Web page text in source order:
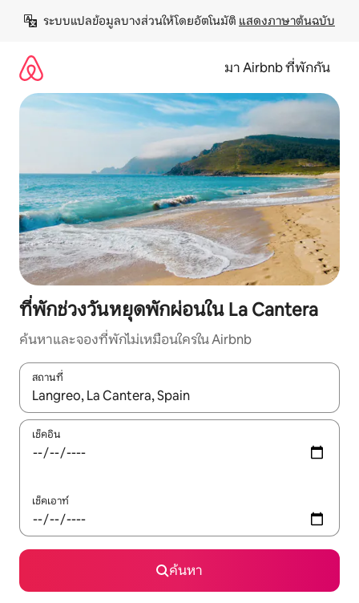
เนื้อหา
ระบบแปลข้อมูลบางส่วนให้โดยอัตโนมัติ แสดงภาษาต้นฉบับ
มา Airbnb ที่พักกัน
ที่พักช่วงวันหยุดพักผ่อนใน La Cantera
ค้นหาและจองที่พักไม่เหมือนใครใน Airbnb
สถานที่
ใช้ลูกศรขึ้นลง หรือใช้การสัมผัสหรือปัด เพื่อสำรวจผลการค้นหา
เช็คอิน
เช็คเอาท์
ค้นหา